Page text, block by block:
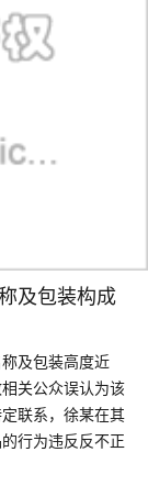
及包装构成
及包装高度近
关公众误认为该
联系，徐某在其
行为违反反不正